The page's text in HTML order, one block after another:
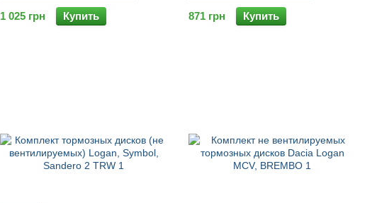
1 025 грн
Купить
871 грн
Купить